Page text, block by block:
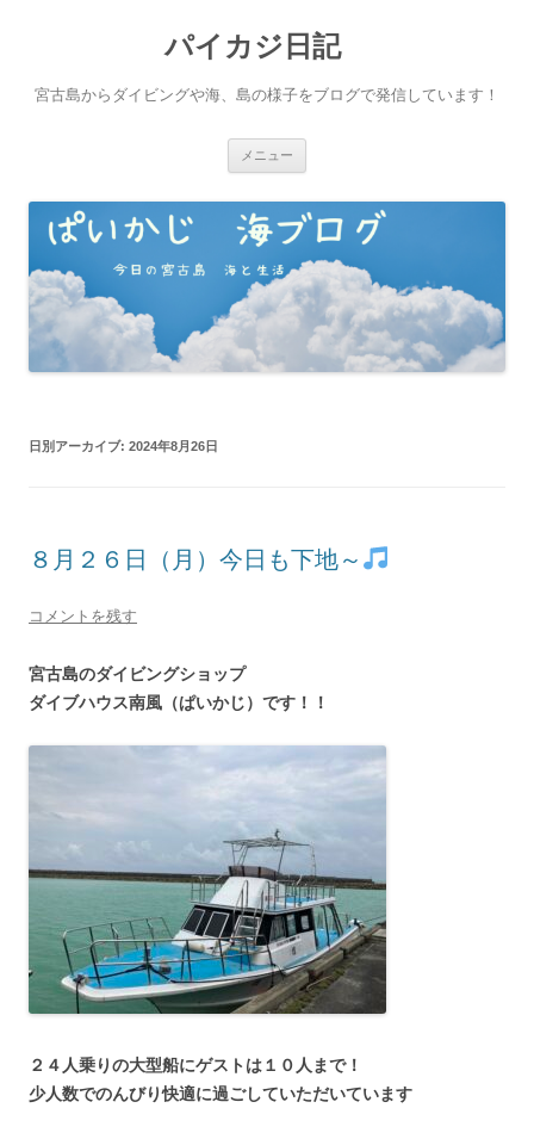
パイカジ日記
宮古島からダイビングや海、島の様子をブログで発信しています！
メニュー
ツ
へ
ス
キ
ッ
プ
日別アーカイブ: 2024年8月26日
８月２６日（月）今日も下地～
コメントを残す
宮古島のダイビングショップ
ダイブハウス南風（ぱいかじ）です！！
２４人乗りの大型船にゲストは１０人まで！
少人数でのんびり快適に過ごしていただいています